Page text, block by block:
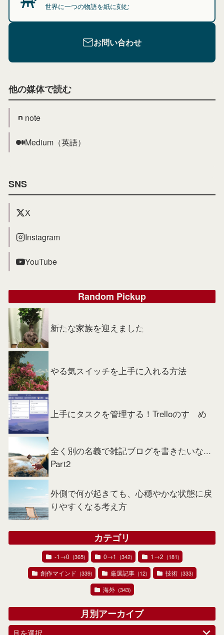
世界に一つの物語を紙に刻む
お問い合わせ
他の媒体で読む
note
Medium（英語）
SNS
X
Instagram
YouTube
Random Pickup
新たな家族を迎えました
やる気スイッチを上手に入れる方法
上手にタスクを管理する！Trelloのすゝめ
全く別の名義で雑記ブログを書きたいな...
Part2
外側で何が起きても、心穏やかな状態に戻
りやすくなる考え方
カテゴリ
-1→0 (365) 0→1 (342) 1→2 (181)
創作マインド (339) 厳選記事 (12) 技術 (333)
海外 (343)
月別アーカイブ